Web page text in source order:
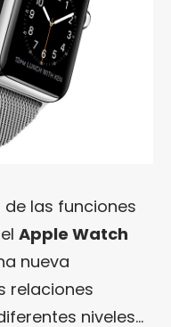
de las funciones
Apple Watch
nueva
relaciones
niveles…